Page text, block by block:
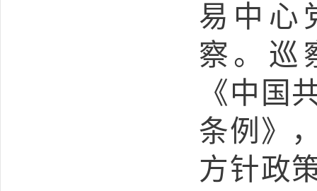
易中心
察。巡
《中国
条例》
方针政